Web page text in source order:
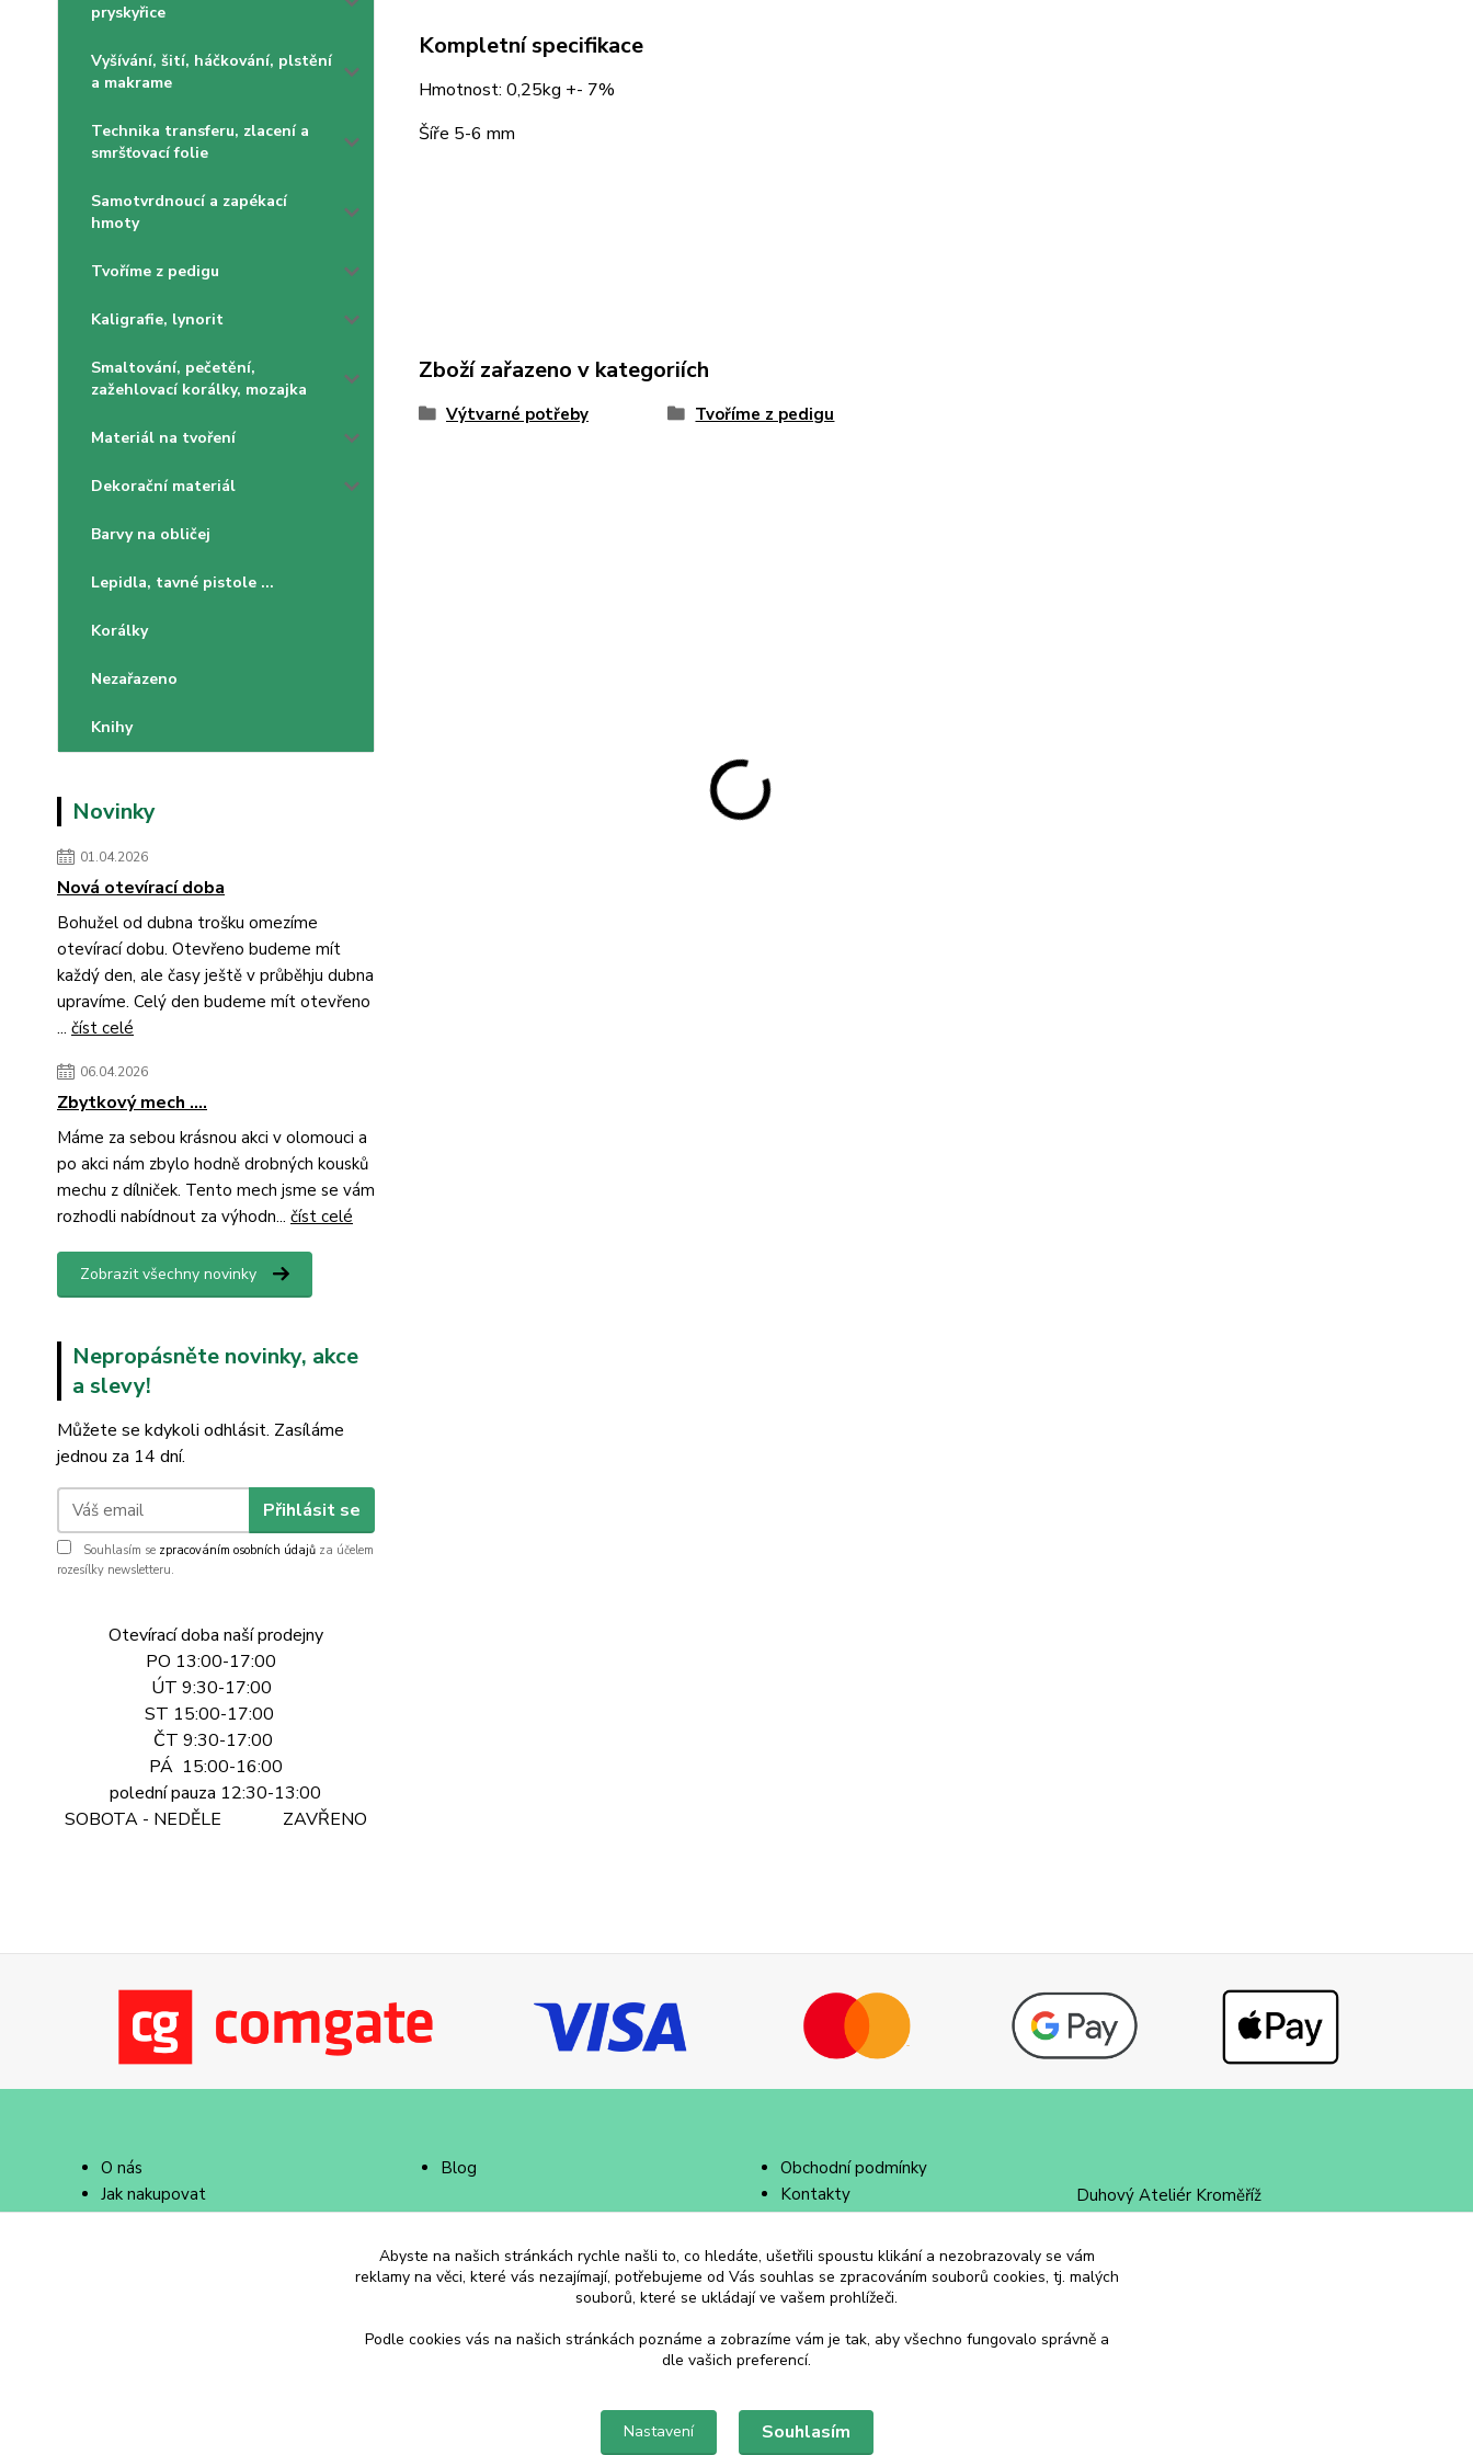
pryskyřice
Vyšívání, šití, háčkování, plstění
a makrame
Technika transferu, zlacení a
smršťovací folie
Samotvrdnoucí a zapékací
hmoty
Tvoříme z pedigu
Kaligrafie, lynorit
Smaltování, pečetění,
zažehlovací korálky, mozajka
Materiál na tvoření
Dekorační materiál
Barvy na obličej
Lepidla, tavné pistole ...
Korálky
Nezařazeno
Knihy
Novinky
01.04.2026
Nová otevírací doba
Bohužel od dubna trošku omezíme
otevírací dobu. Otevřeno budeme mít
každý den, ale časy ještě v průběhju dubna
upravíme. Celý den budeme mít otevřeno
... číst celé
06.04.2026
Zbytkový mech ....
Máme za sebou krásnou akci v olomouci a
po akci nám zbylo hodně drobných kousků
mechu z dílniček. Tento mech jsme se vám
rozhodli nabídnout za výhodn... číst celé
Zobrazit všechny novinky
Nepropásněte novinky, akce
a slevy!
Můžete se kdykoli odhlásit. Zasíláme
jednou za 14 dní.
Přihlásit se
Souhlasím se zpracováním osobních údajů za účelem
rozesílky newsletteru.
Otevírací doba naší prodejny
PO 13:00-17:00
ÚT 9:30-17:00
ST 15:00-17:00
ČT 9:30-17:00
PÁ 15:00-16:00
polední pauza 12:30-13:00
SOBOTA - NEDĚLE ZAVŘENO
Kompletní specifikace
Hmotnost: 0,25kg +- 7%
Šíře 5-6 mm
Zboží zařazeno v kategoriích
Výtvarné potřeby Tvoříme z pedigu
O nás
Jak nakupovat
Doprava a platba
Blog
Obchodní podmínky
Kontakty
Duhový Ateliér Kroměříž
+420 734 258 002
Abyste na našich stránkách rychle našli to, co hledáte, ušetřili spoustu klikání a nezobrazovaly se vám
reklamy na věci, které vás nezajímají, potřebujeme od Vás souhlas se zpracováním souborů cookies, tj. malých
souborů, které se ukládají ve vašem prohlížeči.
Podle cookies vás na našich stránkách poznáme a zobrazíme vám je tak, aby všechno fungovalo správně a
dle vašich preferencí.
Nastavení Souhlasím